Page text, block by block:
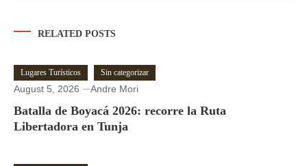
RELATED POSTS
Lugares Turísticos Sin categorizar
August 5, 2026 Andre Mori
Batalla de Boyacá 2026: recorre la Ruta
Libertadora en Tunja